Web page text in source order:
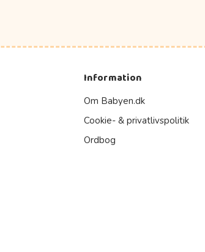
Information
Om Babyen.dk
Cookie- & privatlivspolitik
Ordbog